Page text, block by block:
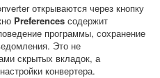
открываются через кнопку
Preferences содержит
программы, сохранение
Это не
скрытых вкладок, а
конвертера.